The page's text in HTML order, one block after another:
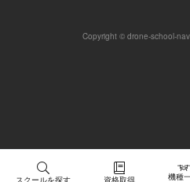
スクールを探す 資格取得 機種
Copyright © drone-school-